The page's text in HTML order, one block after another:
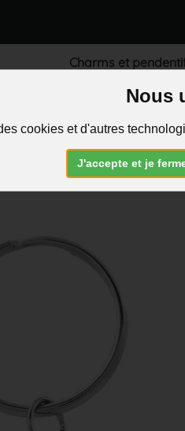
Nous
cookies et d'autres
J'accepte et je
Charms et
> Porte-clés